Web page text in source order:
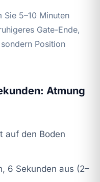
Sie 5–10 Minuten
Gate-Ende,
Position
Atmung
auf den Boden
6 Sekunden aus (2–